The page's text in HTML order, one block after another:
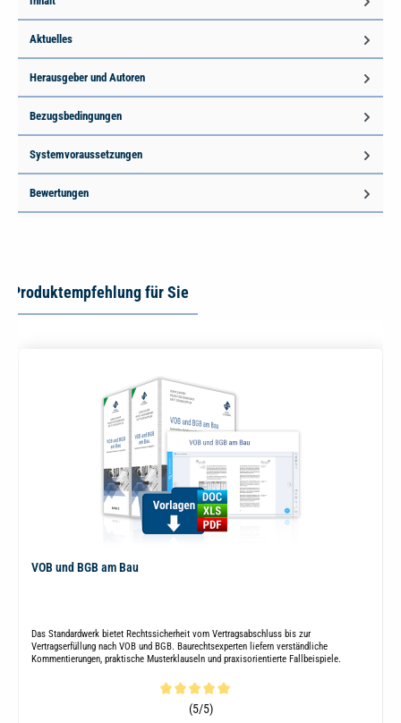
Aktuelles
Herausgeber und Autoren
Bezugsbedingungen
Systemvoraussetzungen
Bewertungen
Produktempfehlung für Sie
VOB und BGB am Bau
Das Standardwerk bietet Rechtssicherheit vom Vertragsabschluss bis zur
Vertragserfüllung nach VOB und BGB. Baurechtsexperten liefern verständliche
Kommentierungen, praktische Musterklauseln und praxisorientierte Fallbeispiele.
Durchschnittliche Bewertung von 5 von 5 Sternen
(5/5)